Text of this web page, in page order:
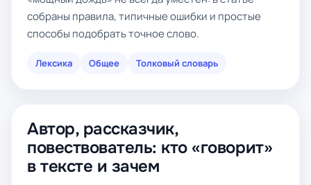
собраны правила, типичные ошибки и простые
способы подобрать точное слово.
Лексика Общее Толковый словарь
Автор, рассказчик,
повествователь: кто «говорит»
в тексте и зачем